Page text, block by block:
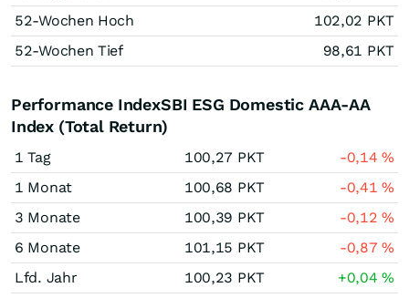
52-Wochen Hoch
102,02 PKT
52-Wochen Tief
98,61 PKT
Performance IndexSBI ESG Domestic AAA-AA
Index (Total Return)
1 Tag 100,27 PKT -0,14%
1 Monat
100,68 PKT -0,41%
3 Monate
100,39 PKT -0,12%
6 Monate
101,15 PKT -0,87%
Lfd. Jahr
100,23 PKT +0,04%